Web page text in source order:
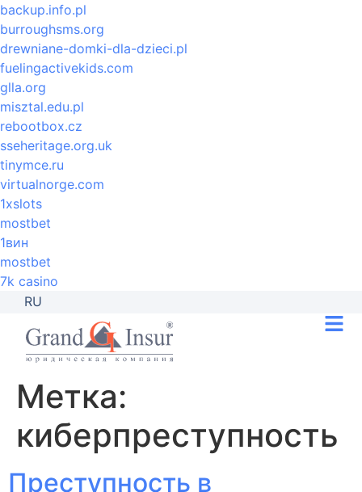
backup.info.pl
burroughsms.org
drewniane-domki-dla-dzieci.pl
fuelingactivekids.com
glla.org
misztal.edu.pl
rebootbox.cz
sseheritage.org.uk
tinymce.ru
virtualnorge.com
1xslots
mostbet
1вин
mostbet
7k casino
RU
Метка:
киберпреступность
Преступность в